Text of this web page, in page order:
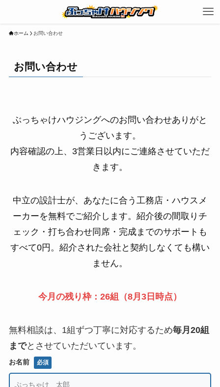
ホーム お問い合わせ
お問い合わせ
ぶっちゃけハウジングへのお問い合わせありがと
うございます。
内容確認の上、3営業日以内にご連絡させていただ
きます。
中立の設計士が、あなたに合う工務店・ハウスメ
ーカーを無料でご紹介します。紹介後の間取りチ
ェック・打ち合わせ同席・完成までのサポートも
すべて0円。紹介された会社と契約しなくても構い
ません。
今月の残り枠：26組（8月3日時点）
無料相談は、1組ずつ丁寧に対応するため毎月20組
までとさせていただいています。
お名前 必須